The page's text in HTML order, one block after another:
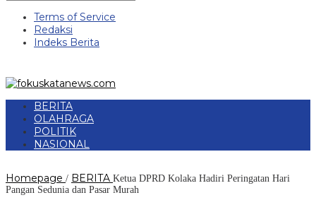
Terms of Service
Redaksi
Indeks Berita
BERITA
OLAHRAGA
POLITIK
NASIONAL
Homepage / BERITA Ketua DPRD Kolaka Hadiri Peringatan Hari
Pangan Sedunia dan Pasar Murah